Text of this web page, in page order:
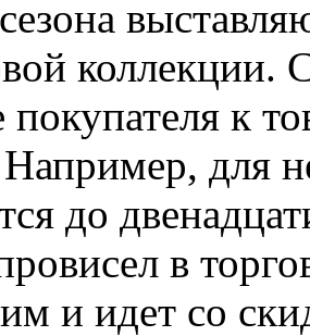
коллекции.
к
для
до
в
и идет со